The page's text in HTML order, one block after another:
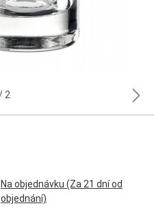
2
Na objednávku (Za 21 dní od
objednání)